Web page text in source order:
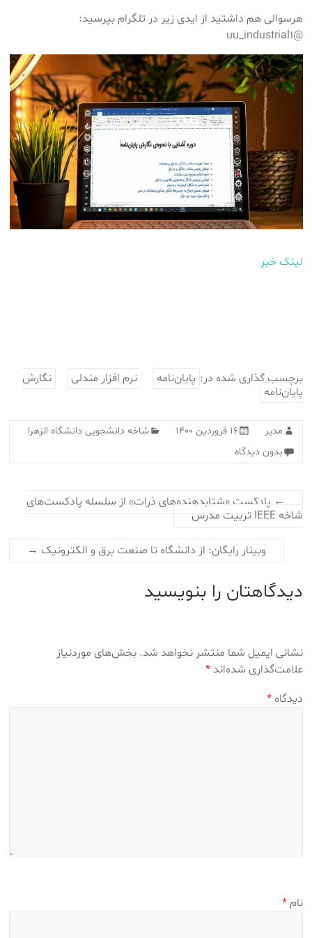
هرسوالی هم داشتید از ایدی زیر در تلگرام بپرسید:
@uu_industrial1
لینک خبر
برچسب گذاری شده در: پایان‌نامه نرم افزار مندلی
نگارش
پایان‌نامه
مدیر ۱۶ فروردین ۱۴۰۰
شاخه دانشجویی دانشگاه الزهرا
بدون دیدگاه
← پادکست «شتابدهنده‌های ذرات» از سلسله پادکست‌های
شاخه IEEE تربیت مدرس
وبینار رایگان: از دانشگاه تا صنعت برق و الکترونیک →
دیدگاهتان را بنویسید
نشانی ایمیل شما منتشر نخواهد شد. بخش‌های موردنیاز
علامت‌گذاری شده‌اند*
دیدگاه*
نام*